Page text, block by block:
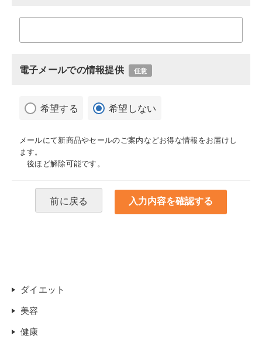
電子メールでの情報提供 任意
希望する 希望しない
メールにて新商品やセールのご案内などお得な情報をお届けし
ます。
後ほど解除可能です。
前に戻る
ダイエット
美容
健康